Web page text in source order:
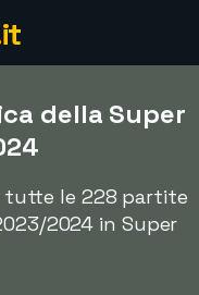
della Super
tutte le 228 partite
2024 in Super